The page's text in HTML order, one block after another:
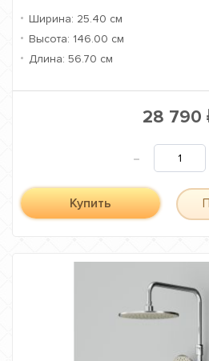
Ширина: 25.40 см
Высота: 146.00 см
Длина: 56.70 см
28 790
-
Купить